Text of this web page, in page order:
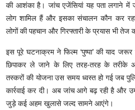
की आशंका है। जांच एजेंसियां यह पता लगाने में
लोग शामिल हैं और इसका संचालन कौन कर
लोगों की पहचान और गिरफ्तारी के प्रयास भी तेज
इस पूरे घटनाक्रम ने फिल्म ‘पुष्पा’ की याद
छिपाकर ले जाने के लिए तरह-तरह के तरीके
तस्करों की योजना उस समय ध्वस्त हो गई जब
कार्रवाई कर दी। अब जांच आगे बढ़ रही है और
जुड़े कई अहम खुलासे जल्द सामने आएंगे।